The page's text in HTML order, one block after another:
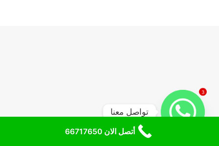
أتصل الان 66717650
3
تواصل معنا